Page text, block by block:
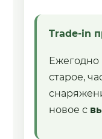
Trade-in
Ежегодно
старое,
новое с